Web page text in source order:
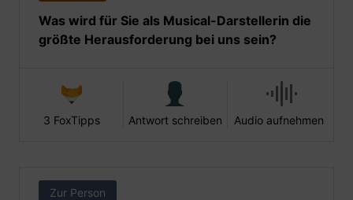
Was wird für Sie als Musical-Darstellerin die
größte Herausforderung bei uns sein?
3 FoxTipps Antwort schreiben Audio aufnehmen
Zur Person